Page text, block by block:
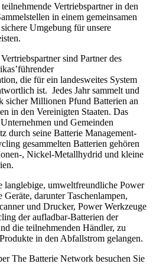
Vertriebspartner in den
in einem gemeinsamen
Umgebung für unsere
sind Partner des
die für ein landesweites System
ist. Jedes Jahr sammelt und
sicher Millionen Pfund Batterien an
in den Vereinigten Staaten. Das
und Gemeinden
durch seine Batterie Management-
gesammelten Batterien gehören
, Nickel-Metallhydrid und kleine
langlebige, umweltfreundliche Power
darunter Taschenlampen,
und Drucker, Power Werkzeuge
der aufladbar-Batterien der
die teilnehmenden Händler, zu
in den Abfallstrom gelangen.
The Batterie Network besuchen Sie